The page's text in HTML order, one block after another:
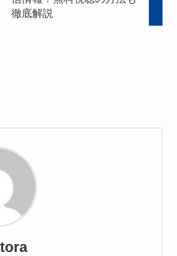
徹底解説